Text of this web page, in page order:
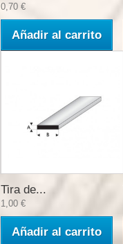
0,70 €
Añadir al carrito
Tira de...
1,00 €
Añadir al carrito